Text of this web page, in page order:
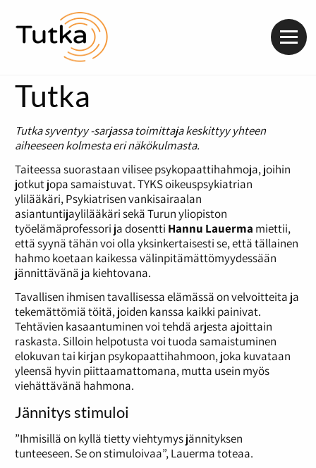
Tutka
Tutka syventyy -sarjassa toimittaja keskittyy yhteen
aiheeseen kolmesta eri näkökulmasta.
Taiteessa suorastaan vilisee psykopaattihahmoja, joihin
jotkut jopa samaistuvat. TYKS oikeuspsykiatrian
ylilääkäri, Psykiatrisen vankisairaalan
asiantuntijaylilääkäri sekä Turun yliopiston
työelämäprofessori ja dosentti Hannu Lauerma miettii,
että syynä tähän voi olla yksinkertaisesti se, että tällainen
hahmo koetaan kaikessa välinpitämättömyydessään
jännittävänä ja kiehtovana.
Tavallisen ihmisen tavallisessa elämässä on velvoitteita ja
tekemättömiä töitä, joiden kanssa kaikki painivat.
Tehtävien kasaantuminen voi tehdä arjesta ajoittain
raskasta. Silloin helpotusta voi tuoda samaistuminen
elokuvan tai kirjan psykopaattihahmoon, joka kuvataan
yleensä hyvin piittaamattomana, mutta usein myös
viehättävänä hahmona.
Jännitys stimuloi
”Ihmisillä on kyllä tietty viehtymys jännityksen
tunteeseen. Se on stimuloivaa”, Lauerma toteaa.